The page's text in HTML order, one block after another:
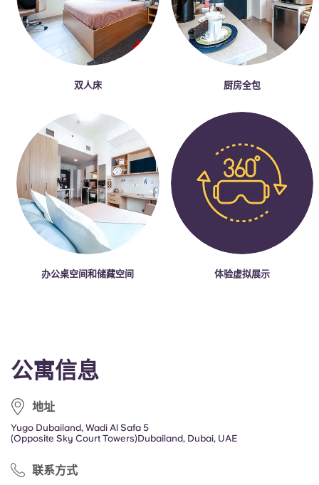
公寓信息
地址
Yugo Dubailand, Wadi Al Safa 5
(Opposite Sky Court Towers)Dubailand, Dubai, UAE
联系方式
双人床 厨房全包
办公桌空间和储藏空间 体验虚拟展示